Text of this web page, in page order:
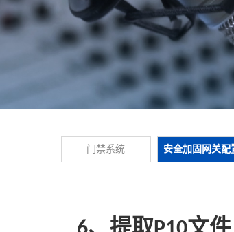
门禁系统 安全加固网关配